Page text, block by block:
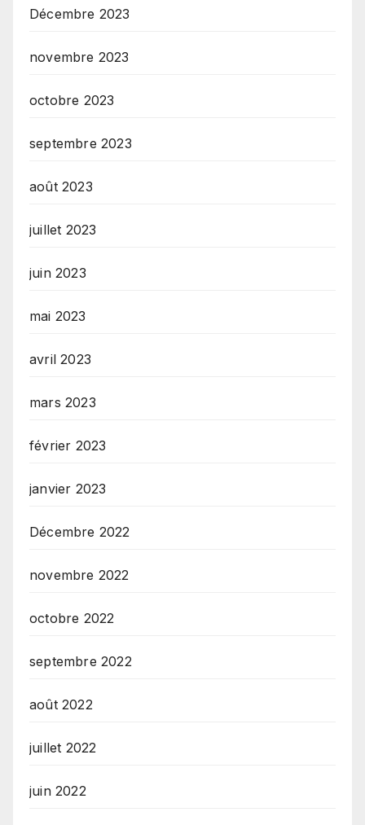
Décembre 2023
novembre 2023
octobre 2023
septembre 2023
août 2023
juillet 2023
juin 2023
mai 2023
avril 2023
mars 2023
février 2023
janvier 2023
Décembre 2022
novembre 2022
octobre 2022
septembre 2022
août 2022
juillet 2022
juin 2022